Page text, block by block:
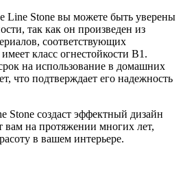
Line Stone вы можете быть уверены
так как он произведен из
соответствующих
класс огнестойкости В1.
на использование в домашних
что подтверждает его надежность
Stone создаст эффектный дизайн
вам на протяжении многих лет,
в вашем интерьере.